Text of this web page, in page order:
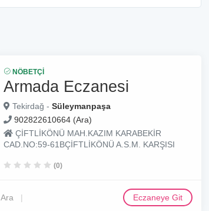
NÖBETÇI
Armada Eczanesi
Tekirdağ - Süleymanpaşa
902822610664 (Ara)
ÇİFTLİKÖNÜ MAH.KAZIM KARABEKİR
CAD.NO:59-61BÇİFTLİKÖNÜ A.S.M. KARŞISI
(0)
Ara Eczaneye Git